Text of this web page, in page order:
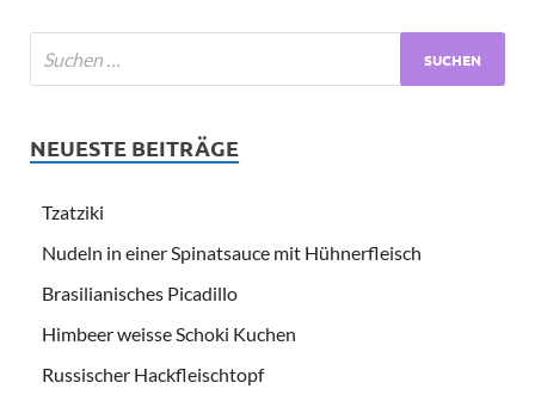
NEUESTE BEITRÄGE
Tzatziki
Nudeln in einer Spinatsauce mit Hühnerfleisch
Brasilianisches Picadillo
Himbeer weisse Schoki Kuchen
Russischer Hackfleischtopf